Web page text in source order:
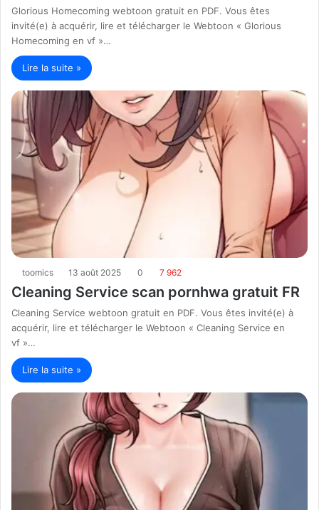
Glorious Homecoming webtoon gratuit en PDF. Vous êtes
invité(e) à acquérir, lire et télécharger le Webtoon « Glorious
Homecoming en vf »…
Lire la suite »
toomics 13 août 2025 0 7 962
Cleaning Service scan pornhwa gratuit FR
Cleaning Service webtoon gratuit en PDF. Vous êtes invité(e) à
acquérir, lire et télécharger le Webtoon « Cleaning Service en
vf »…
Lire la suite »